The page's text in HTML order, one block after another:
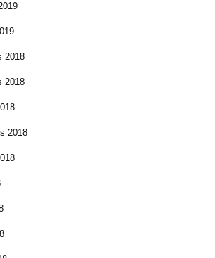
2018
2018
2018